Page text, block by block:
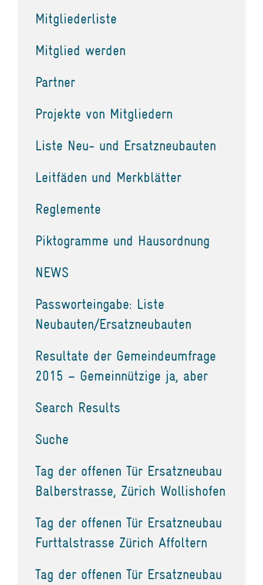
Mitgliederliste
Mitglied werden
Partner
Projekte von Mitgliedern
Liste Neu- und Ersatzneubauten
Leitfäden und Merkblätter
Reglemente
Piktogramme und Hausordnung
NEWS
Passworteingabe: Liste
Neubauten/Ersatzneubauten
Resultate der Gemeindeumfrage
2015 – Gemeinnützige ja, aber
Search Results
Suche
Tag der offenen Tür Ersatzneubau
Balberstrasse, Zürich Wollishofen
Tag der offenen Tür Ersatzneubau
Furttalstrasse Zürich Affoltern
Tag der offenen Tür Ersatzneubau